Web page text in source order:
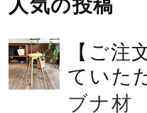
人気の投稿
【ご
ていた
ブナ材